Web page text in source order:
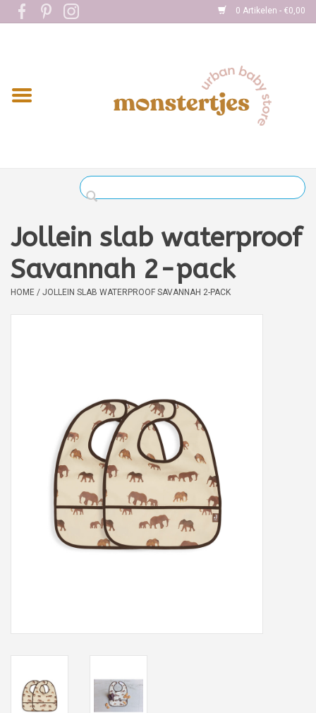
0 Artikelen - €0,00
Home
Kleding
Verzorging
Boekjes
Jollein slab waterproof
Savannah 2-pack
HOME / JOLLEIN SLAB WATERPROOF SAVANNAH 2-PACK